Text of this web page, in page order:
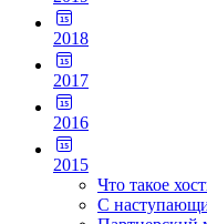
2018
2017
2016
2015
Что такое
С